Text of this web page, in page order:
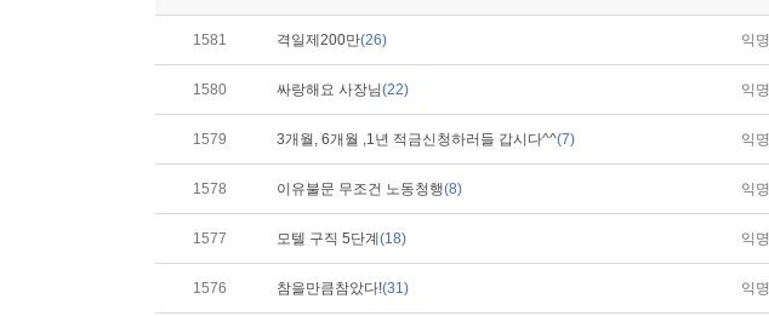
1581 격일제200만(26) 익명
1580 싸랑해요 사장님(22) 익명
1579 3개월, 6개월 ,1년 적금신청하러들 갑시다^^(7) 익명
1578 이유불문 무조건 노동청행(8) 익명
1577 모텔 구직 5단계 (18) 익명
1576 참을만큼참았다!(31) 익명